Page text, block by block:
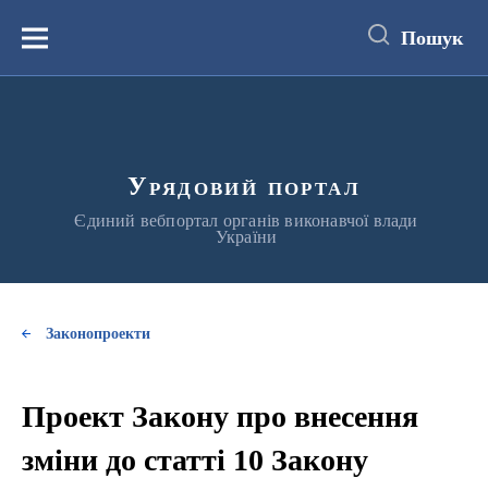
вмістуМеню Пошук
Урядовий портал
Єдиний вебпортал органів виконавчої влади
України
Законопроекти
Проект Закону про внесення
зміни до статті 10 Закону